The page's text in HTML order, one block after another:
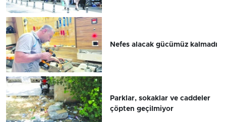
Nefes alacak gücümüz kalmadı
Parklar, sokaklar ve caddeler
çöpten geçilmiyor